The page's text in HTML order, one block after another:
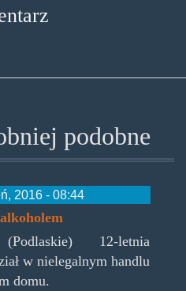
podobne
2016 - 08:44
12-letnia
w nielegalnym handlu
domu.